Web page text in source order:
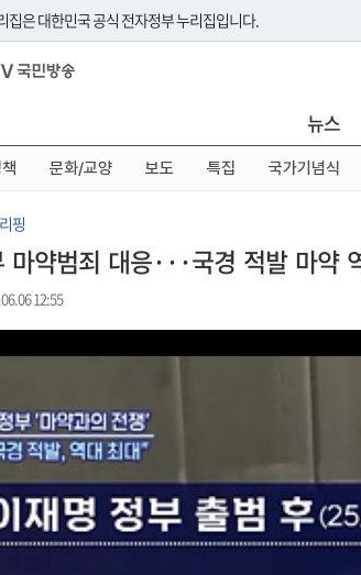
집은 대한민국 공식 전자정부 누리집입니다.
집 주소 확인하기
or.kr 또는 .kr등 다른 도메인 주소를 사용하고 있다면 아래
뉴스
문화/교양 보도 특집 국가기념식
핑
마약범죄 대응···국경 적발 마약
12:55